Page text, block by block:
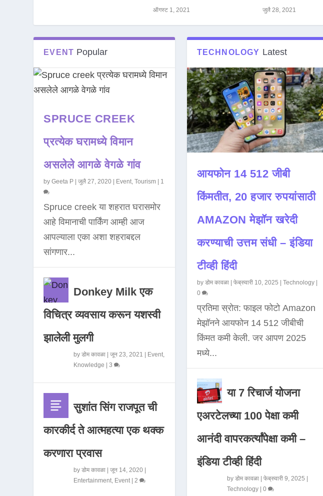
ऑगस्ट 1, 2021 जुलै 28, 2021
EVENT Popular
SPRUCE CREEK
प्रत्येक घरामध्ये विमान
असलेले आगळे वेगळे गांव
byGeeta P |जुलै 27, 2020 Event,Tourism 1
Spruce creek या शहरात घरासमोर
आहे विमानाची पार्किंग आम्ही आज
आपल्याला एका अशा शहराबद्दल
सांगणार...
Donkey Milk एक
विचित्र व्यवसाय करून यशस्वी
झालेली मुलगी
byडोम कावळा |जून 23, 2021 Event,
Knowledge |3
सुशांत सिंग राजपूत ची
कारकीर्द ते आत्महत्या एक थक्क
करणारा प्रवास
byडोम कावळा |जून 14, 2020
Entertainment, Event|2
TECHNOLOGY Latest
आयफोन 14 512 जीबी
किंमतीत, 20 हजार रुपयांसाठी
AMAZON मेझॉन खरेदी
करण्याची उत्तम संधी – इंडिया
टीव्ही हिंदी
by डोम कावळा| फेब्रुवारी 10, 2025 | Technology|
0
प्रतिमा स्रोत: फाइल फोटो Amazon
मेझॉनने आयफोन 14 512 जीबीची
किंमत कमी केली. जर आपण 2025
मध्ये...
या 7 रिचार्ज योजना
एअरटेलच्या 100 पेक्षा कमी
आनंदी वापरकर्त्यांपेक्षा कमी –
इंडिया टीव्ही हिंदी
by डोम कावळा| फेब्रुवारी 9, 2025 |
Technology| 0